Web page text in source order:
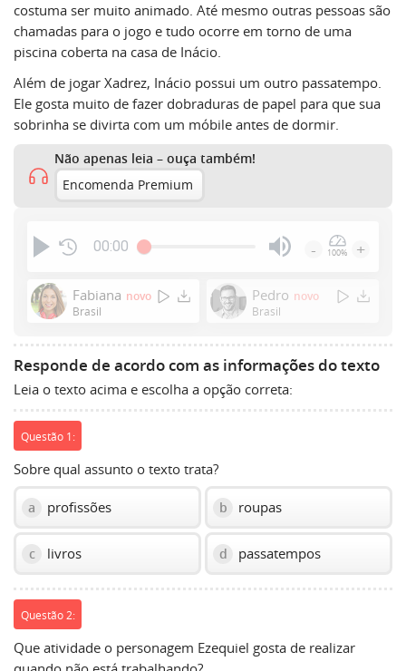
costuma ser muito animado. Até mesmo outras pessoas são
chamadas para o jogo e tudo ocorre em torno de uma
piscina coberta na casa de Inácio.
Além de jogar Xadrez, Inácio possui um outro passatempo.
Ele gosta muito de fazer dobraduras de papel para que sua
sobrinha se divirta com um móbile antes de dormir.
Não apenas leia – ouça também!
Encomenda Premium
00:00
Enter
or
show
volume
- 100% +
Fabiana novo
Brasil
Pedro novo
Brasil
Responde de acordo com as informações do texto
Leia o texto acima e escolha a opção correta:
Questão 1:
Sobre qual assunto o texto trata?
a profissões b roupas
c livros d passatempos
Questão 2:
Que atividade o personagem Ezequiel gosta de realizar